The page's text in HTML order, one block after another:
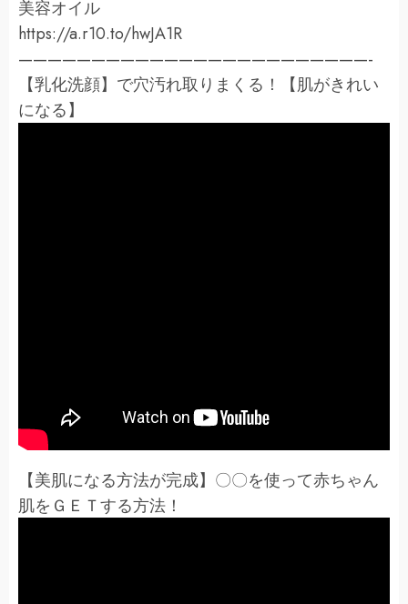
美容オイル
https://a.r10.to/hwJA1R
————————————————————————-
【乳化洗顔】で穴汚れ取りまくる！【肌がきれい
になる】
【美肌になる方法が完成】〇〇を使って赤ちゃん
肌をＧＥＴする方法！